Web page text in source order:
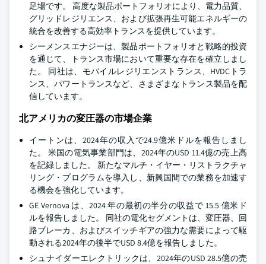
足場です。 高度な製品ポートフォリオにより、電力品質、
グリッドレジリエンス、および拡張再生可能エネルギーの
統合を改善する高効率トランスを提供しています。
シーメンスエナジーは、製品ポートフォリオと戦略的投資
を通じて、トランス市場において重要な存在を確立しまし
た。 同社は、モバイルレジリエンストランス、HVDCトラ
ンス、パワートランスなど、さまざまなトランス製品を配
信しています。
北アメリカの変圧器の市場企業
イートンは、2024年の収入で24.9億米ドルを報告しまし
た。 米国の電気事業部門は、2024年のUSD 11.4億の売上高
を記録しました。 新たなマルチ・イヤー・リストラクチャ
リング・プログラムを導入し、新興国間での業務を加速す
る機会を強化しています。
GE Vernova は、2024 年の最初の半分の収益で 15.5 億米ド
ルを報告しました。 同社の電化セグメントは、変圧器、回
路ブレーカ、およびスイッチギアの強力な需要によって駆
動される2024年の後半でUSD 8.4億を報告しました。
シュナイダーエレクトリックは、2024年のUSD 28.5億の売